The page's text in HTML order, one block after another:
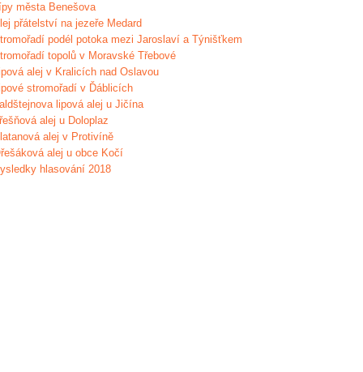
města Benešova
přátelství na jezeře Medard
podél potoka mezi Jaroslaví a Týnišťkem
topolů v Moravské Třebové
alej v Kralicích nad Oslavou
stromořadí v Ďáblicích
lipová alej u Jičína
alej u Doloplaz
alej v Protivíně
alej u obce Kočí
hlasování 2018